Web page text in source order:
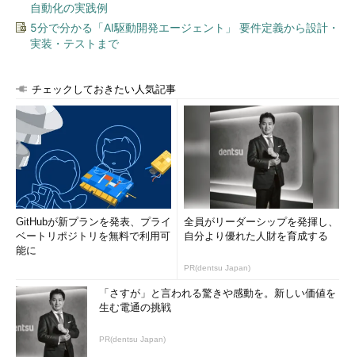
自動化の実践例
5分で分かる「AI駆動開発エージェント」 要件定義から設計・
実装・テストまで
チェックしておきたい人気記事
GitHubが新プランを発表、プライ
ベートリポジトリを無料で利用可
能に
全員がリーダーシップを発揮し、
自分より優れた人財を育成する
PR(dentsu Japan)
「さすが」と言われる驚きや感動を。新しい価値を
生む電通の挑戦
PR(dentsu Japan)